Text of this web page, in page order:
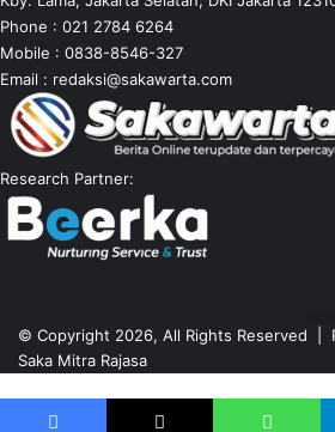
Phone : 021 2784 6264
Mobile : 0838-8546-327
Email : redaksi@sakawarta.com
Research Partner:
© Copyright 2026, All Rights Reserved |
Saka Mitra Rajasa